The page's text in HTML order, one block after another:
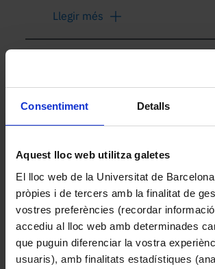
Consentiment Detalls
Aquest lloc web utilitza galetes
El lloc web de la Universitat de
pròpies i de tercers amb la finalitat de
vostres preferències (recordar
accediu al lloc web amb determinades
que puguin diferenciar la vostra
usuaris), amb finalitats estadístiques
dos camins perpendiculars. La
reflecteix en dos miralls plans i
punt central, on es recombinen
feixos. El cargol frontal permet
micres, modificant la diferència
òptic. Quan els dos feixos es
unir, si han recorregut distàncies
patró d’interferència en forma de
o anells.
Es pot configurar en dos tipus
d’experiments:
1. Michelson: utilitza la divisió
dos braços separats per
Llegir més